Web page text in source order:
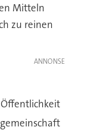
Mitteln
zu reinen